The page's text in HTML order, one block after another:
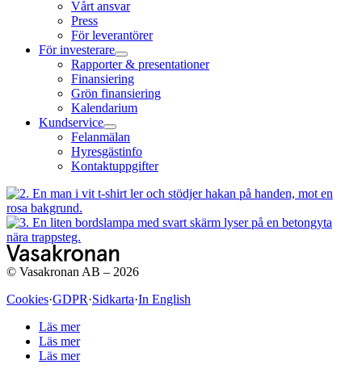
Vårt ansvar
Press
För leverantörer
För investerare
Rapporter & presentationer
Finansiering
Grön finansiering
Kalendarium
Kundservice
Felanmälan
Hyresgästinfo
Kontaktuppgifter
© Vasakronan AB – 2026
Cookies·GDPR·Sidkarta·In English
Läs mer
Läs mer
Läs mer